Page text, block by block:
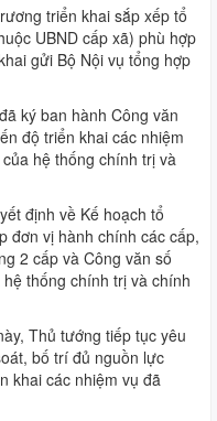
triển khai sắp xếp tổ
UBND cấp xã) phù hợp
gửi Bộ Nội vụ tổng hợp
ký ban hành Công văn
độ triển khai các nhiệm
hệ thống chính trị và
định về Kế hoạch tổ
đơn vị hành chính các cấp,
2 cấp và Công văn số
thống chính trị và chính
Thủ tướng tiếp tục yêu
bố trí đủ nguồn lực
khai các nhiệm vụ đã